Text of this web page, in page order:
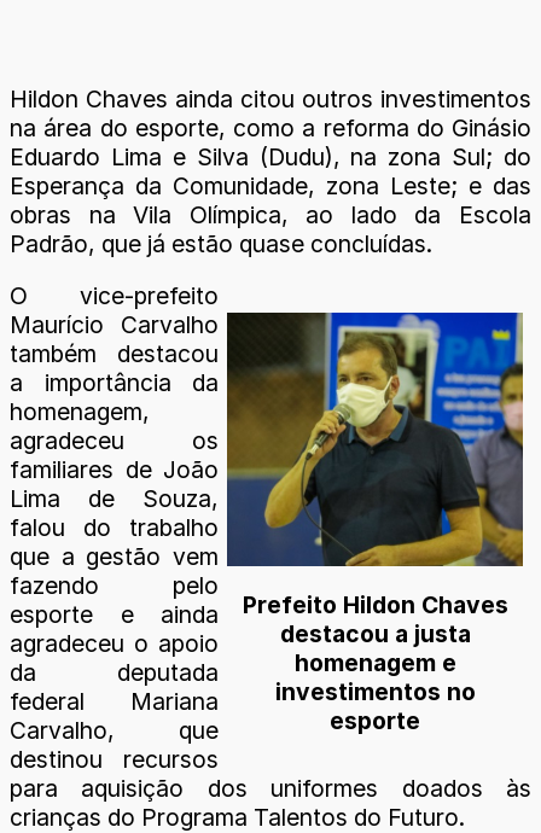
Hildon Chaves ainda citou outros investimentos
na área do esporte, como a reforma do Ginásio
Eduardo Lima e Silva (Dudu), na zona Sul; do
Esperança da Comunidade, zona Leste; e das
obras na Vila Olímpica, ao lado da Escola
Padrão, que já estão quase concluídas.
Prefeito Hildon Chaves
destacou a justa
homenagem e
investimentos no
esporte
O vice-prefeito
Maurício Carvalho
também destacou
a importância da
homenagem,
agradeceu os
familiares de João
Lima de Souza,
falou do trabalho
que a gestão vem
fazendo pelo
esporte e ainda
agradeceu o apoio
da deputada
federal Mariana
Carvalho, que
destinou recursos
para aquisição dos uniformes doados às
crianças do Programa Talentos do Futuro.